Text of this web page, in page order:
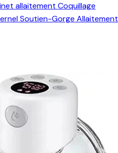
allaitement Coquillage
Soutien-Gorge Allaitement